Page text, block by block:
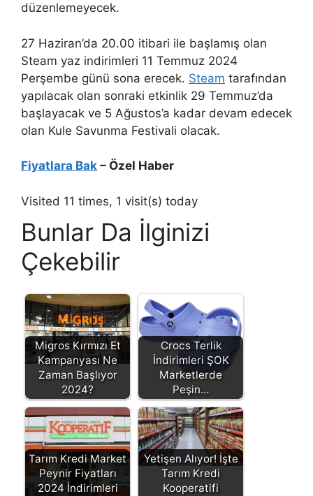
düzenlemeyecek.
27 Haziran’da 20.00 itibari ile başlamış olan
Steam yaz indirimleri 11 Temmuz 2024
Perşembe günü sona erecek. Steam tarafından
yapılacak olan sonraki etkinlik 29 Temmuz’da
başlayacak ve 5 Ağustos’a kadar devam edecek
olan Kule Savunma Festivali olacak.
Fiyatlara Bak – Özel Haber
Visited 11 times, 1 visit(s) today
Bunlar Da İlginizi
Çekebilir
Migros Kırmızı Et
Kampanyası Ne
Zaman Başlıyor
2024?
Crocs Terlik
İndirimleri ŞOK
Marketlerde
Peşin…
Tarım Kredi Market
Peynir Fiyatları
2024 İndirimleri
Yetişen Alıyor! İşte
Tarım Kredi
Kooperatifi